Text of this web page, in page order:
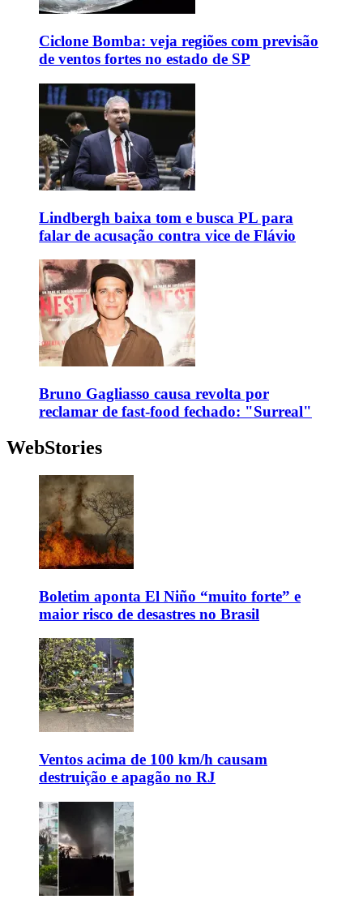
Ciclone Bomba: veja regiões com previsão
de ventos fortes no estado de SP
Lindbergh baixa tom e busca PL para
falar de acusação contra vice de Flávio
Bruno Gagliasso causa revolta por
reclamar de fast-food fechado: "Surreal"
WebStories
Boletim aponta El Niño “muito forte” e
maior risco de desastres no Brasil
Ventos acima de 100 km/h causam
destruição e apagão no RJ